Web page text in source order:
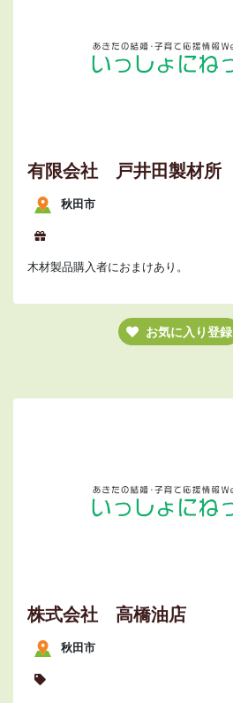
有限会社 戸井田製材所
秋田市
木材製品購入者におまけあり。
お気に入り登録
株式会社 高橋油店
秋田市